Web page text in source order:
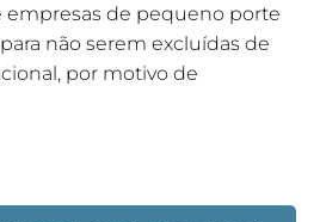
empresas de pequeno porte
não serem excluídas de
por motivo de